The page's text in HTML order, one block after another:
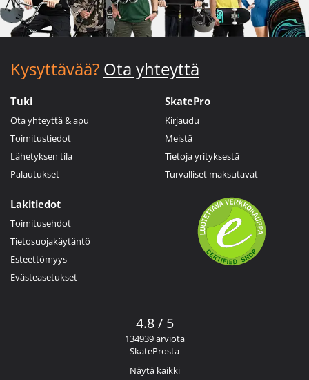
Kysyttävää? Ota yhteyttä
Tuki
Ota yhteyttä & apu
Toimitustiedot
Lähetyksen tila
Palautukset
SkatePro
Kirjaudu
Meistä
Tietoja yrityksestä
Turvalliset maksutavat
Lakitiedot
Toimitusehdot
Tietosuojakäytäntö
Esteettömyys
Evästeasetukset
4.8 / 5
134939 arviota
SkateProsta
Näytä kaikki